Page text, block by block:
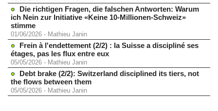
Die richtigen Fragen, die falschen Antworten: Warum
ich Nein zur Initiative «Keine 10-Millionen-Schweiz»
stimme
01/06/2026 - Mathieu Janin
Frein à l'endettement (2/2) : la Suisse a discipliné ses
étages, pas les flux entre eux
05/05/2026 - Mathieu Janin
Debt brake (2/2): Switzerland disciplined its tiers, not
the flows between them
05/05/2026 - Mathieu Janin